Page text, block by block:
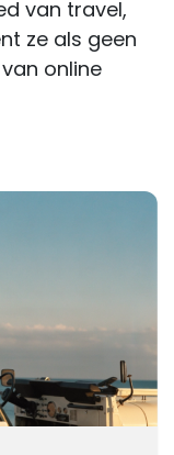
van travel,
ze als geen
online